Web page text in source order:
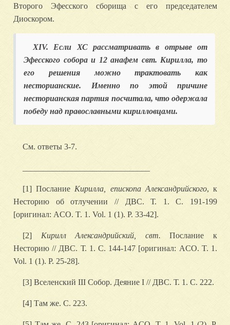
Второго Эфесского сборища с его председателем
Диоскором.
XIV. Если ХС рассматривать в отрыве от
Эфесского собора и 12 анафем свт. Кирилла, то
его решения можно трактовать как
несторианские. Именно по этой причине
несторианская партия посчитала, что одержала
победу над православными кирилловцами.
См. ответы 3-7.
[1] Послание Кирилла, епископа Александрийского, к
Несторию об отлучении // ДВС. Т. 1. С. 191-199
[оригинал: ACO. T. 1. Vol. 1 (1). P. 33-42].
[2] Кирилл Александрийский, свт. Послание к
Несторию // ДВС. Т. 1. С. 144-147 [оригинал: ACO. T. 1.
Vol. 1 (1). P. 25-28].
[3] Вселенский III Собор. Деяние I // ДВС. Т. 1. С. 222.
[4] Там же. С. 223.